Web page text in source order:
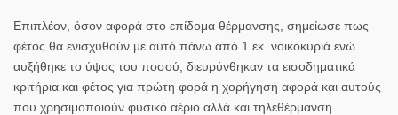
Επιπλέον, όσον αφορά στο επίδομα θέρμανσης, σημείωσε πως
φέτος θα ενισχυθούν με αυτό πάνω από 1 εκ. νοικοκυριά ενώ
αυξήθηκε το ύψος του ποσού, διευρύνθηκαν τα εισοδηματικά
κριτήρια και φέτος για πρώτη φορά η χορήγηση αφορά και αυτούς
που χρησιμοποιούν φυσικό αέριο αλλά και τηλεθέρμανση.